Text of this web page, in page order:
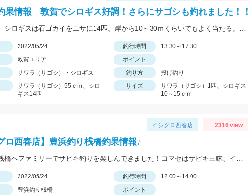
ペ
果情報 敦賀でシロギス好調！さらにサゴシも釣れました！！
2022/05/24 釣行時間
13:30～17:30
敦賀エリア
ポイント
サワラ（サゴシ）・シロギス 釣り方
投げ釣り
サワラ（サゴシ）55ｃｍ、シロ
ギス14匹
サイズ
サワラ（サゴシ）1匹、シロギス
10～15ｃｍ
イシグロ西春店 2316 view
ロ西春店】豊浜釣り桟橋釣果情報♪
2022/05/24 釣行時間
12:00～14:00
豊浜釣り桟橋
ポイント